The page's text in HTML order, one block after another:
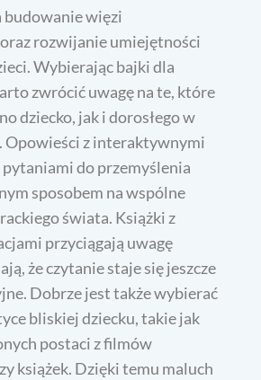
budowanie więzi
rozwijanie umiejętności
Wybierając bajki dla
zwrócić uwagę na te, które
dziecko, jak i dorosłego w
Opowieści z interaktywnymi
do przemyślenia
sposobem na wspólne
świata. Książki z
przyciągają uwagę
że czytanie staje się jeszcze
Dobrze jest także wybierać
bliskiej dziecku, takie jak
postaci z filmów
książek. Dzięki temu maluch